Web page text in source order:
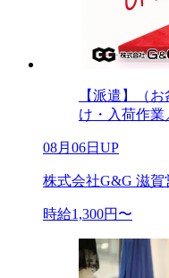
【派遣】（
け・入荷作業
08月06日UP
株式会社G&G 滋賀
時給1,300円〜